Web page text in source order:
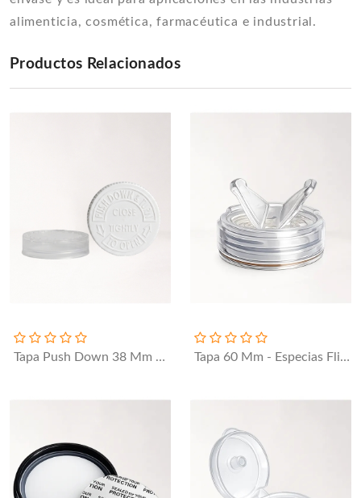
alimenticia, cosmética, farmacéutica e industrial.
Productos Relacionados
Tapa Push Down 38 Mm Sin Liner / 44 - 16 Tapa 60 Mm - Especias Fliptop Doble